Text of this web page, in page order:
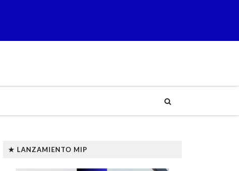
★ LANZAMIENTO MIP